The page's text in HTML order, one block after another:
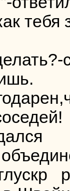
тебя